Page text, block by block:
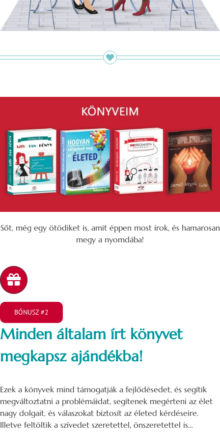
Sőt, még egy ötödiket is, amit éppen most írok, és hamarosan
megy a nyomdába!
BÓNUSZ #2
Minden általam írt könyvet
megkapsz ajándékba!
Ezek a könyvek mind támogatják a fejlődésedet, és segítik
megváltoztatni a problémáidat, segítenek megérteni az élet
nagy dolgait, és válaszokat biztosít az életed kérdéseire.
Illetve feltöltik a szívedet szeretettel, önszeretettel is…